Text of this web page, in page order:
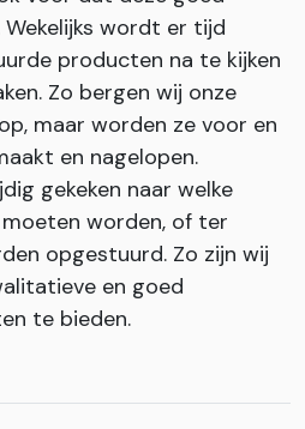
wordt er tijd
producten na te kijken
Zo bergen wij onze
maar worden ze voor en
en nagelopen.
gekeken naar welke
worden, of ter
opgestuurd. Zo zijn wij
en goed
te bieden.